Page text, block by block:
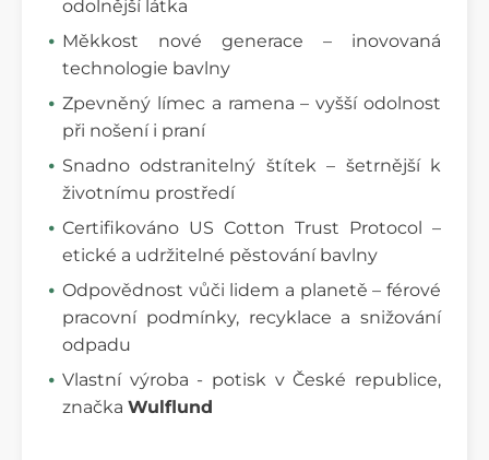
odolnější látka
Měkkost nové generace – inovovaná
technologie bavlny
Zpevněný límec a ramena – vyšší odolnost
při nošení i praní
Snadno odstranitelný štítek – šetrnější k
životnímu prostředí
Certifikováno US Cotton Trust Protocol –
etické a udržitelné pěstování bavlny
Odpovědnost vůči lidem a planetě – férové
pracovní podmínky, recyklace a snižování
odpadu
Vlastní výroba - potisk v České republice,
značka Wulflund